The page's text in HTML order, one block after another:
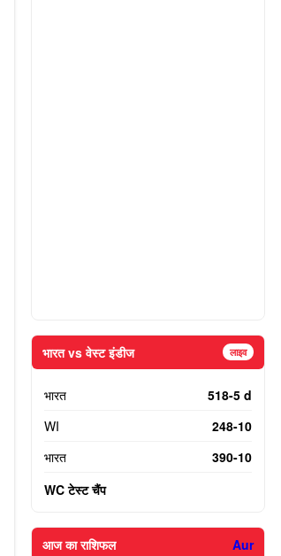
भारत vs वेस्ट इंडीज लाइव
भारत
518-5 d
WI
248-10
भारत
390-10
WC टेस्ट चैंप
आज का राशिफल Aur